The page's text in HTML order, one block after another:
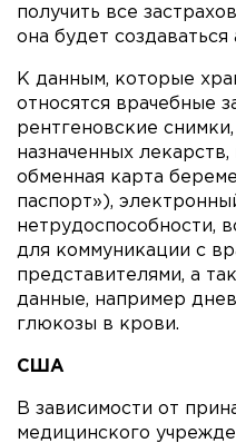
получить все
она будет создаваться
К данным, которые
относятся врачебные
рентгеновские
назначенных
обменная карта
паспорт»),
нетрудоспособности,
для коммуникации с
представителями, а
данные, например
глюкозы в крови.
США
В зависимости от
медицинского